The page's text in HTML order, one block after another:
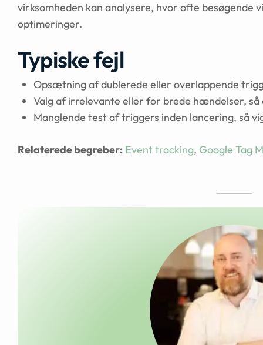
virksomheden kan analysere, hvor ofte besøgende
optimeringer.
Typiske fejl
Opsætning af dublerede eller overlappende
Valg af irrelevante eller for brede hændelser, så
Manglende test af triggers inden lancering, så
Relaterede begreber: Event tracking, Google Tag